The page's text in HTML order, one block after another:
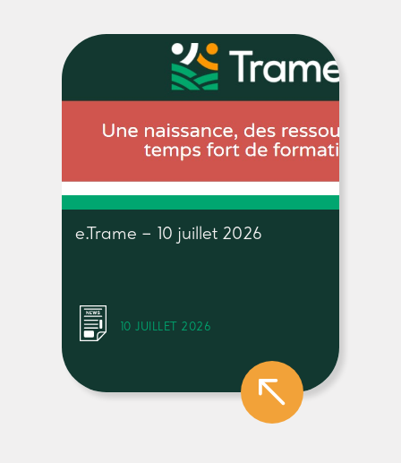
e.Trame – 10 juillet 2026
10 JUILLET 2026